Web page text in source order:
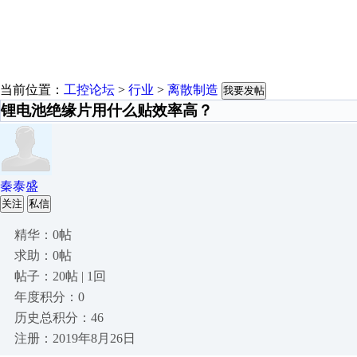
当前位置： 工控论坛 > 行业 > 离散制造 我要发帖
锂电池绝缘片用什么贴效率高？
秦泰盛
关注 私信
精华：0帖
求助：0帖
帖子：20帖 | 1回
年度积分：0
历史总积分：46
注册：2019年8月26日